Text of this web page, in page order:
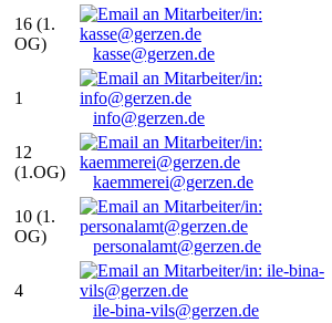
16 (1.
OG)
kasse@gerzen.de
1
info@gerzen.de
12
(1.OG)
kaemmerei@gerzen.de
10 (1.
OG)
personalamt@gerzen.de
4
ile-bina-vils@gerzen.de